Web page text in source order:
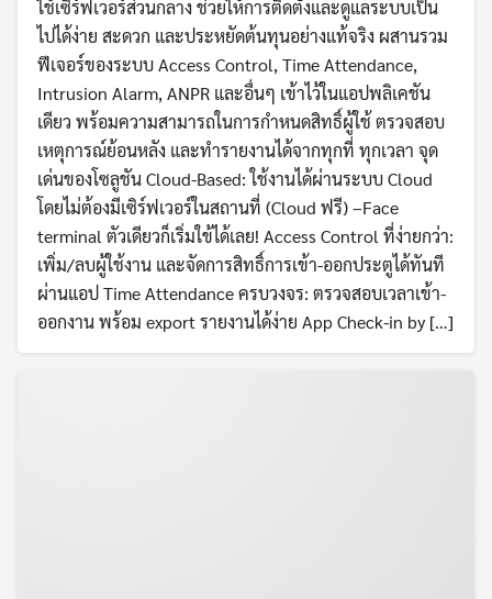
ใช้เซิร์ฟเวอร์ส่วนกลาง ช่วยให้การติดตั้งและดูแลระบบเป็น
ไปได้ง่าย สะดวก และประหยัดต้นทุนอย่างแท้จริง ผสานรวม
ฟีเจอร์ของระบบ Access Control, Time Attendance,
Intrusion Alarm, ANPR และอื่นๆ เข้าไว้ในแอปพลิเคชัน
เดียว พร้อมความสามารถในการกำหนดสิทธิ์ผู้ใช้ ตรวจสอบ
เหตุการณ์ย้อนหลัง และทำรายงานได้จากทุกที่ ทุกเวลา จุด
เด่นของโซลูชัน Cloud-Based: ใช้งานได้ผ่านระบบ Cloud
โดยไม่ต้องมีเซิร์ฟเวอร์ในสถานที่ (Cloud ฟรี) –Face
terminal ตัวเดียวก็เริ่มใข้ได้เลย! Access Control ที่ง่ายกว่า:
เพิ่ม/ลบผู้ใช้งาน และจัดการสิทธิ์การเข้า-ออกประตูได้ทันที
ผ่านแอป Time Attendance ครบวงจร: ตรวจสอบเวลาเข้า-
ออกงาน พร้อม export รายงานได้ง่าย App Check-in by […]